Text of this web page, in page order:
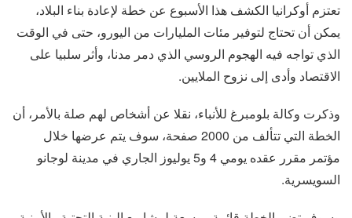
تعتزم أوكرانيا الكشف هذا الأسبوع عن خطة لإعادة بناء البلاد،
يمكن أن تحتاج لتوفير مئات المليارات من اليورو، حتى في الوقت
الذي تواجه فيه الهجوم الروسي الذي دمر مدنا، وأثر سلبيا على
الاقتصاد وأدى إلى نزوح الملايين.
وذكرت وكالة بلومبرغ للأنباء، نقلا عن أشخاص لهم صلة بالأمر، أن
الخطة التي تتألف من 2000 صفحة، سوف يتم عرضها خلال
مؤتمر مقرر عقده يومي 4 و5 يوليوز الجاري في مدينة لوجانو
السويسرية.